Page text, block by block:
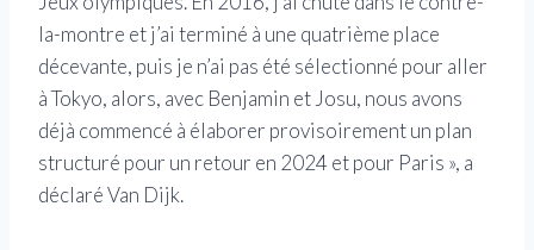
la-montre et j’ai terminé à une quatrième place
décevante, puis je n’ai pas été sélectionné pour aller
à Tokyo, alors, avec Benjamin et Josu, nous avons
déjà commencé à élaborer provisoirement un plan
structuré pour un retour en 2024 et pour Paris », a
déclaré Van Dijk.